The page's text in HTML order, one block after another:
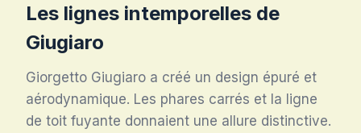
Les lignes intemporelles de
Giugiaro
Giorgetto Giugiaro a créé un design épuré et
aérodynamique. Les phares carrés et la ligne
de toit fuyante donnaient une allure distinctive.